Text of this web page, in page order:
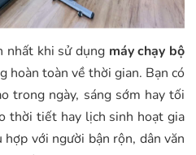
nhất khi sử dụng máy chạy bộ
hoàn toàn về thời gian. Bạn có
trong ngày, sáng sớm hay tối
thời tiết hay lịch sinh hoạt gia
với người bận rộn, dân văn